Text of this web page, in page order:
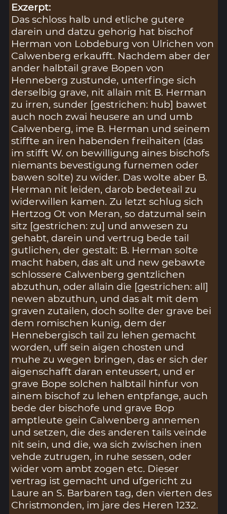
Exzerpt:
Das schloss halb und etliche gutere
darein und datzu gehorig hat bischof
Herman von Lobdeburg von Ulrichen von
Calwenberg erkaufft. Nachdem aber der
ander halbtail grave Bopen von
Henneberg zustunde, unterfinge sich
derselbig grave, nit allain mit B. Herman
zu irren, sunder [gestrichen: hub] bawet
auch noch zwai heusere an und umb
Calwenberg, ime B. Herman und seinem
stiffte an iren habenden freihaiten (das
im stifft W. on bewilligung aines bischofs
niemants bevestigung furnemen oder
bawen solte) zu wider. Das wolte aber B.
Herman nit leiden, darob bedeteail zu
widerwillen kamen. Zu letzt schlug sich
Hertzog Ot von Meran, so datzumal sein
sitz [gestrichen: zu] und anwesen zu
gehabt, darein und vertrug bede tail
gutlichen, der gestalt: B. Herman solte
macht haben, das alt und new gebawte
schlossere Calwenberg gentzlichen
abzuthun, oder allain die [gestrichen: all]
newen abzuthun, und das alt mit dem
graven zutailen, doch sollte der grave bei
dem romischen kunig, dem der
Hennebergisch tail zu lehen gemacht
worden, uff sein aigen chosten und
muhe zu wegen bringen, das er sich der
aigenschafft daran enteussert, und er
grave Bope solchen halbtail hinfur von
ainem bischof zu lehen entpfange, auch
bede der bischofe und grave Bop
amptleute gein Calwenberg annemen
und setzen, die des anderen tails veinde
nit sein, und die, wa sich zwischen inen
vehde zutrugen, in ruhe sessen, oder
wider vom ambt zogen etc. Dieser
vertrag ist gemacht und ufgericht zu
Laure an S. Barbaren tag, den vierten des
Christmonden, im jare des Heren 1232.